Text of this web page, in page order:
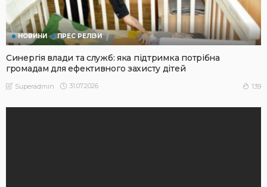
НОВИНИ ПРЕС РЕЛІЗИ
Синергія влади та служб: яка підтримка потрібна
громадам для ефективного захисту дітей
Superadmin 31.07.2026 139